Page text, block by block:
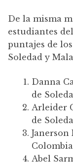
De la misma
estudiantes
puntajes de
Soledad y
Danna
de
Arleider
de
Janerson
Abel